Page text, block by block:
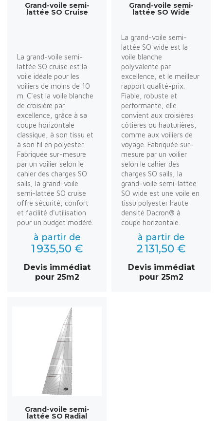
Grand-voile semi-
lattée SO Cruise
La grand-voile semi-
lattée SO cruise est la
voile idéale pour les
voiliers de moins de 10
m. C'est la voile blanche
de croisière par
excellence, grâce à sa
coupe horizontale
classique, à son tissu et
à son fil en polyester.
Fabriquée sur-mesure
par un voilier selon le
cahier des charges SO
sails, la grand-voile
semi-lattée SO cruise
offre sécurité, confort
et facilité d'utilisation
pour un budget modéré.
à partir de
1 935,50 €
Devis immédiat
pour 25m2
Grand-voile semi-
lattée SO Wide
La grand-voile semi-
lattée SO wide est la
voile blanche
polyvalente par
excellence, et le meilleur
rapport qualité-prix.
Fiable, robuste et
performante, elle
convient aux croisières
côtières ou hauturières,
comme aux voiliers de
voyage. Fabriquée sur-
mesure par un voilier
selon le cahier des
charges SO sails, la
grand-voile semi-lattée
SO wide est une voile en
tissu polyester haute
densité Dacron® à
coupe horizontale.
à partir de
2 131,50 €
Devis immédiat
pour 25m2
Grand-voile semi-
lattée SO Radial